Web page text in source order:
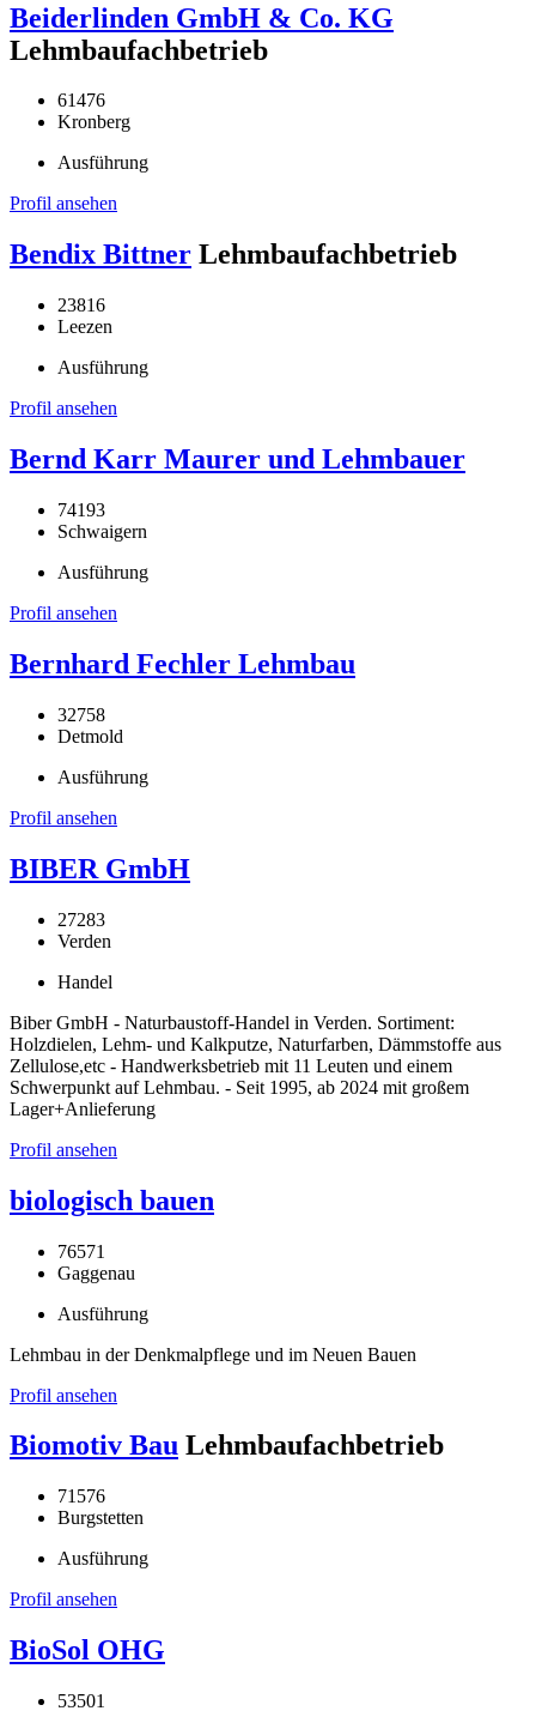
Beiderlinden GmbH & Co. KG
Lehmbaufachbetrieb
61476
Kronberg
Ausführung
Profil ansehen
Bendix Bittner Lehmbaufachbetrieb
23816
Leezen
Ausführung
Profil ansehen
Bernd Karr Maurer und Lehmbauer
74193
Schwaigern
Ausführung
Profil ansehen
Bernhard Fechler Lehmbau
32758
Detmold
Ausführung
Profil ansehen
BIBER GmbH
27283
Verden
Handel
Biber GmbH - Naturbaustoff-Handel in Verden. Sortiment:
Holzdielen, Lehm- und Kalkputze, Naturfarben, Dämmstoffe aus
Zellulose,etc - Handwerksbetrieb mit 11 Leuten und einem
Schwerpunkt auf Lehmbau. - Seit 1995, ab 2024 mit großem
Lager+Anlieferung
Profil ansehen
biologisch bauen
76571
Gaggenau
Ausführung
Lehmbau in der Denkmalpflege und im Neuen Bauen
Profil ansehen
Biomotiv Bau Lehmbaufachbetrieb
71576
Burgstetten
Ausführung
Profil ansehen
BioSol OHG
53501